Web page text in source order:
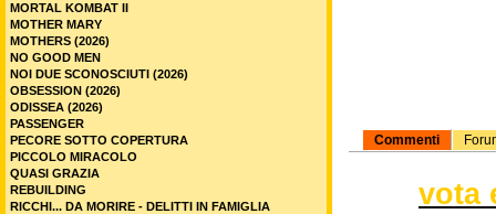
Commenti
vota
MORTAL KOMBAT II
MOTHER MARY
MOTHERS (2026)
NO GOOD MEN
NOI DUE SCONOSCIUTI (2026)
OBSESSION (2026)
ODISSEA (2026)
PASSENGER
PECORE SOTTO COPERTURA
PICCOLO MIRACOLO
QUASI GRAZIA
REBUILDING
RICCHI... DA MORIRE - DELITTI IN FAMIGLIA